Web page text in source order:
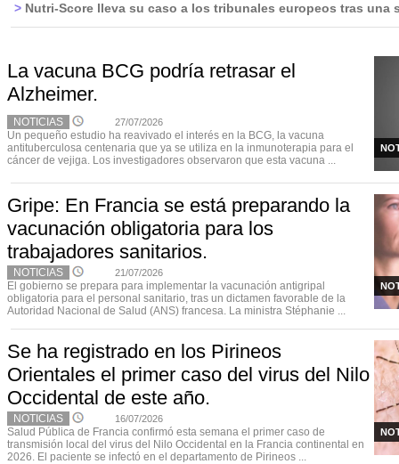
> Nutri-Score lleva su caso a los tribunales europeos tras una
La vacuna BCG podría retrasar el
Alzheimer.
NOTICIAS 27/07/2026
Un pequeño estudio ha reavivado el interés en la BCG, la vacuna
antituberculosa centenaria que ya se utiliza en la inmunoterapia para el
cáncer de vejiga. Los investigadores observaron que esta vacuna ...
Gripe: En Francia se está preparando la
vacunación obligatoria para los
trabajadores sanitarios.
NOTICIAS 21/07/2026
El gobierno se prepara para implementar la vacunación antigripal
obligatoria para el personal sanitario, tras un dictamen favorable de la
Autoridad Nacional de Salud (ANS) francesa. La ministra Stéphanie ...
Se ha registrado en los Pirineos
Orientales el primer caso del virus del Nilo
Occidental de este año.
NOTICIAS 16/07/2026
Salud Pública de Francia confirmó esta semana el primer caso de
transmisión local del virus del Nilo Occidental en la Francia continental en
2026. El paciente se infectó en el departamento de Pirineos ...